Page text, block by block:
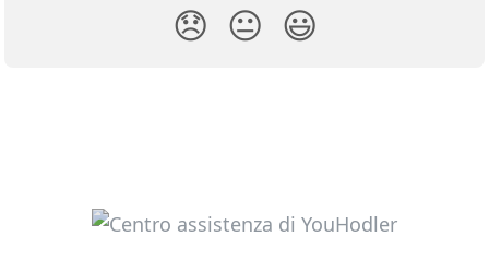
😞 😐 😃